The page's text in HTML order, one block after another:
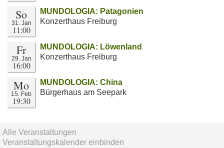
So
31. Jan
11:00
MUNDOLOGIA: Patagonien
Konzerthaus Freiburg
Fr
29. Jan
16:00
MUNDOLOGIA: Löwenland
Konzerthaus Freiburg
Mo
15. Feb
19:30
MUNDOLOGIA: China
Bürgerhaus am Seepark
Alle Veranstaltungen
Veranstaltungskalender einbinden